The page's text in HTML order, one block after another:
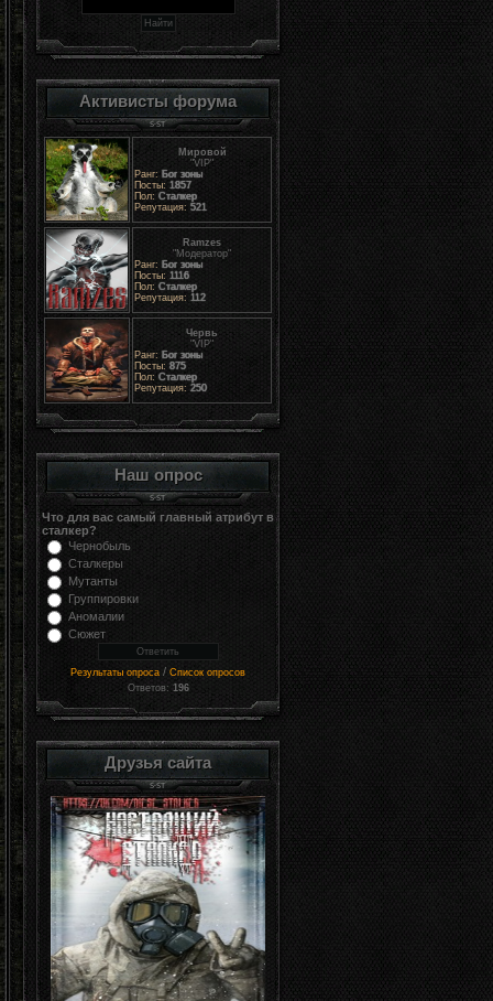
Активисты форума
Мировой
"VIP"
Ранг: Бог зоны
Посты: 1857
Пол: Сталкер
Репутация: 521
Ramzes
"Модератор"
Ранг: Бог зоны
Посты: 1116
Пол: Сталкер
Репутация: 112
Червь
"VIP"
Ранг: Бог зоны
Посты: 875
Пол: Сталкер
Репутация: 250
Наш опрос
Что для вас самый главный атрибут в
сталкер?
Чернобыль
Сталкеры
Мутанты
Группировки
Аномалии
Сюжет
Результаты опроса / Список опросов
Ответов: 196
Друзья сайта